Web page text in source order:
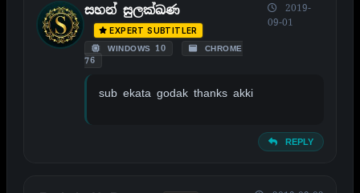
සහන් සුලක්ඛණ
EXPERT SUBTITLER
WINDOWS 10
CHROME
76
2019-
09-01
sub ekata godak thanks akki
REPLY